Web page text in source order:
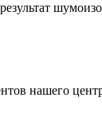
нашего